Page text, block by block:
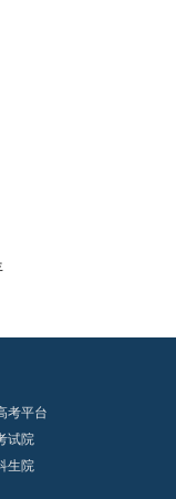
考平台
试院
生院